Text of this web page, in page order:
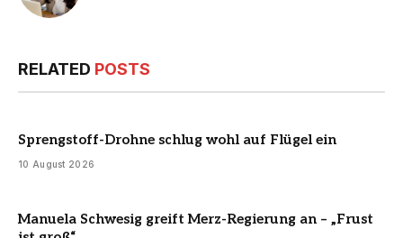
RELATED POSTS
Sprengstoff-Drohne schlug wohl auf Flügel ein
10 August 2026
Manuela Schwesig greift Merz-Regierung an – „Frust